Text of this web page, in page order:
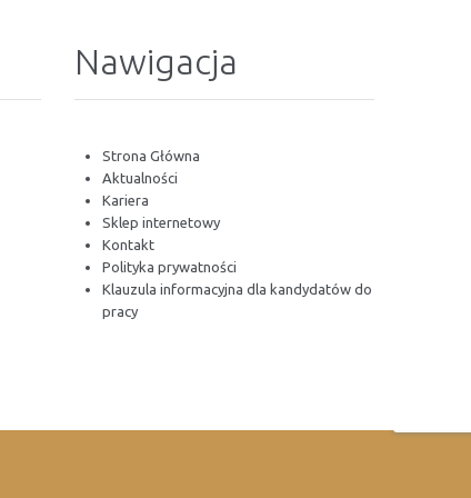
Nawigacja
Strona Główna
Aktualności
Kariera
Sklep internetowy
Kontakt
Polityka prywatności
Klauzula informacyjna dla kandydatów do
pracy